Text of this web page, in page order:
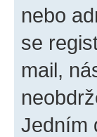
nebo
se
mail,
Jedním